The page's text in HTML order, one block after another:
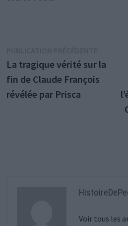
de
l’article
La tragique vérité sur la
fin de Claude François
révélée par Prisca
Voir tous les